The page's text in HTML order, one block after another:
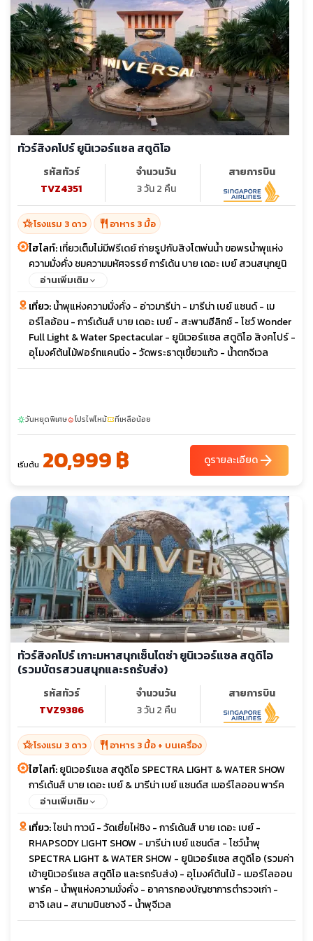
ทัวร์สิงคโปร์ ยูนิเวอร์แซล สตูดิโอ
รหัสทัวร์
TVZ4351
จำนวนวัน
3 วัน 2 คืน
สายการบิน
hotel_classโรงแรม 3 ดาว restaurant อาหาร 3 มื้อ
ไฮไลท์:เที่ยวเต็มไม่มีฟรีเดย์ ถ่ายรูปกับสิงโตพ่นน้ำ ขอพรน้ำพุแห่ง
ความมั่งคั่ง ชมความมหัศจรรย์ การ์เด้น บาย เดอะ เบย์ สวนสนุกยูนิ
เวอร์แซล สตูดิโอ
อ่านเพิ่มเติม
เที่ยว:น้ำพุแห่งความมั่งคั่ง - อ่าวมารีน่า - มารีน่า เบย์ แซนด์ - เม
อร์ไลอ้อน - การ์เด้นส์ บาย เดอะ เบย์ - สะพานฮีลิกซ์ - โชว์ Wonder
Full Light & Water Spectacular - ยูนิเวอร์แซล สตูดิโอ สิงคโปร์ -
อุโมงค์ต้นไม้ฟอร์ทแคนนิ่ง - วัดพระธาตุเขี้ยวแก้ว - น้ำตกจีเวล
sunnyวันหยุดพิเศษlocal_fire_departmentโปรไฟไหม้confirmation_numberที่เหลือน้อย
เริ่มต้น 20,999 ฿ ดูรายละเอียดarrow_forward
ทัวร์สิงคโปร์ เกาะมหาสนุกเซ็นโตซ่า ยูนิเวอร์แซล สตูดิโอ
(รวมบัตรสวนสนุกและรถรับส่ง)
รหัสทัวร์
TVZ9386
จำนวนวัน
3 วัน 2 คืน
สายการบิน
hotel_classโรงแรม 3 ดาว restaurant อาหาร 3 มื้อ + บนเครื่อง
ไฮไลท์:ยูนิเวอร์แซล สตูดิโอ SPECTRA LIGHT & WATER SHOW
การ์เด้นส์ บาย เดอะ เบย์ & มารีน่า เบย์ แซนด์ส เมอร์ไลออน พาร์ค
น้ำพุจีเวล น้ำพุแห่งความมั่งคั่ง
อ่านเพิ่มเติม
เที่ยว:ไชน่า ทาวน์ - วัดเยี่ยไห่ชิง - การ์เด้นส์ บาย เดอะ เบย์ -
RHAPSODY LIGHT SHOW - มารีน่า เบย์ แซนด์ส - โชว์น้ำพุ
SPECTRA LIGHT & WATER SHOW - ยูนิเวอร์แซล สตูดิโอ (รวมค่า
เข้ายูนิเวอร์แซล สตูดิโอ และรถรับส่ง) - อุโมงค์ต้นไม้ - เมอร์ไลออน
พาร์ค - น้ำพุแห่งความมั่งคั่ง - อาคารกองบัญชาการตำรวจเก่า -
ฮาจิ เลน - สนามบินชางงี - น้ำพุจีเวล